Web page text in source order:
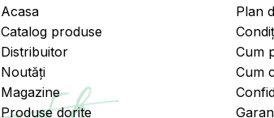
Acasa
Catalog produse
Distribuitor
Noutăți
Magazine
Produse dorite
Plan
Cum
Cum